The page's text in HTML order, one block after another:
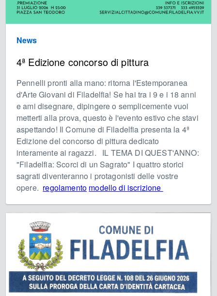
News
4ª Edizione concorso di pittura
Pennelli pronti alla mano: ritorna l'Estemporanea
d'Arte Giovani di Filadelfia! Se hai tra i 9 e i 18 anni
e ami disegnare, dipingere o semplicemente vuoi
metterti alla prova, questo è l'evento estivo che stavi
aspettando! Il Comune di Filadelfia presenta la 4ª
Edizione del concorso di pittura dedicato
interamente ai ragazzi. IL TEMA DI QUEST'ANNO:
"Filadelfia: Scorci di un Sagrato" I quattro storici
sagrati diventeranno i protagonisti delle vostre
opere. regolamento modello di iscrizione